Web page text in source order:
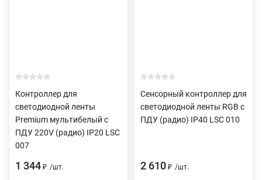
Контроллер для
светодиодной ленты
Premium мультибелый с
ПДУ 220V (радио) IP20 LSC
007
1 344 ₽ /шт.
Сенсорный контроллер для
светодиодной ленты RGB с
ПДУ (радио) IP40 LSC 010
2 610 ₽ /шт.